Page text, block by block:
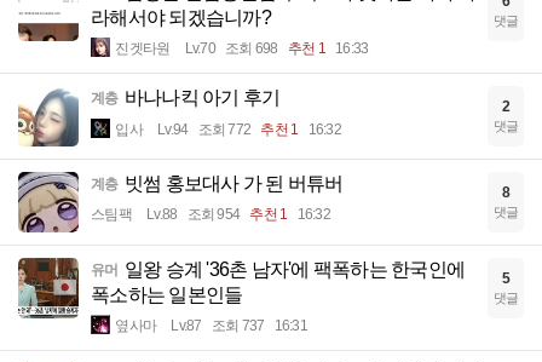
라해서야 되겠습니까?
진겟타원 Lv.70 조회 698 추천 1 16:33
댓글
계층 바나나킥 아기 후기
입사 Lv.94 조회 772 추천 1 16:32
2
댓글
계층 빗썸 홍보대사 가 된 버튜버
스팀팩 Lv.88 조회 954 추천 1 16:32
8
댓글
유머 일왕 승계 '36촌 남자'에 팩폭하는 한국인에
폭소하는 일본인들
옆사마 Lv.87 조회 737 16:31
5
댓글